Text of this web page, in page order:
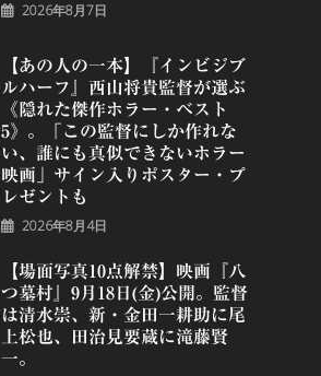
2026年8月7日
【あの人の一本】『インビジブ
ルハーフ』⻄⼭将貴監督が選ぶ
《隠れた傑作ホラー・ベスト
5》。「この監督にしか作れな
い、誰にも真似できないホラー
映画」サイン入りポスター・プ
レゼントも
2026年8月4日
【場面写真10点解禁】映画『八
つ墓村』9月18日(金)公開。監督
は清水崇、新・金田一耕助に尾
上松也、田治見要蔵に滝藤賢
一。